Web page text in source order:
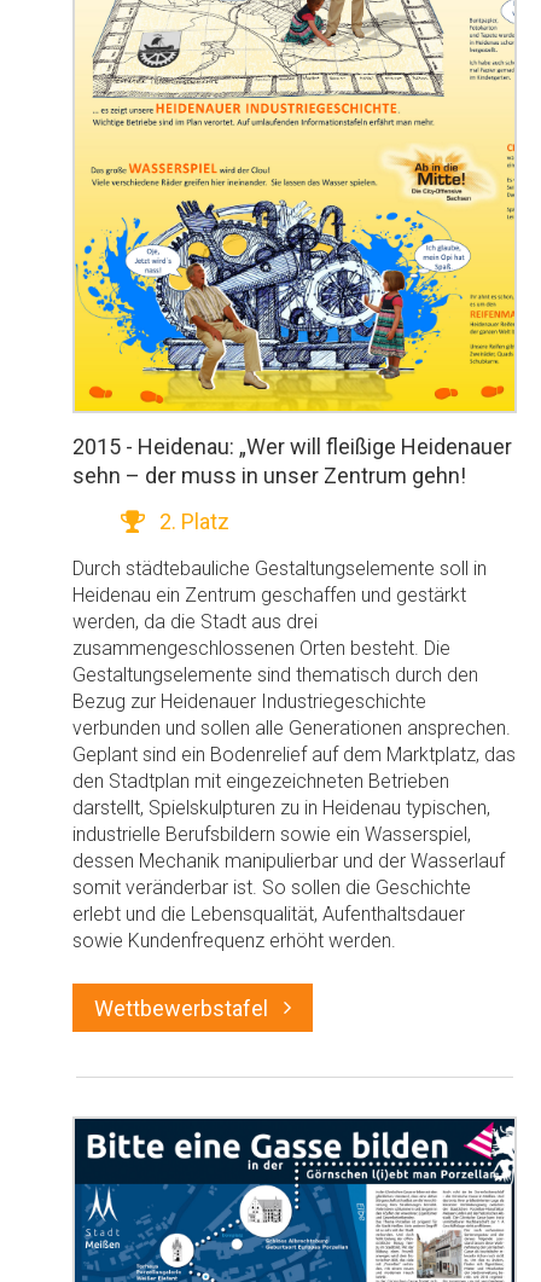
2015 - Heidenau: „Wer will fleißige Heidenauer
sehn – der muss in unser Zentrum gehn!
2. Platz
Durch städtebauliche Gestaltungselemente soll in
Heidenau ein Zentrum geschaffen und gestärkt
werden, da die Stadt aus drei
zusammengeschlossenen Orten besteht. Die
Gestaltungselemente sind thematisch durch den
Bezug zur Heidenauer Industriegeschichte
verbunden und sollen alle Generationen ansprechen.
Geplant sind ein Bodenrelief auf dem Marktplatz, das
den Stadtplan mit eingezeichneten Betrieben
darstellt, Spielskulpturen zu in Heidenau typischen,
industrielle Berufsbildern sowie ein Wasserspiel,
dessen Mechanik manipulierbar und der Wasserlauf
somit veränderbar ist. So sollen die Geschichte
erlebt und die Lebensqualität, Aufenthaltsdauer
sowie Kundenfrequenz erhöht werden.
Wettbewerbstafel